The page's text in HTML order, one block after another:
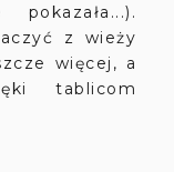
z wieży
więcej, a
tablicom